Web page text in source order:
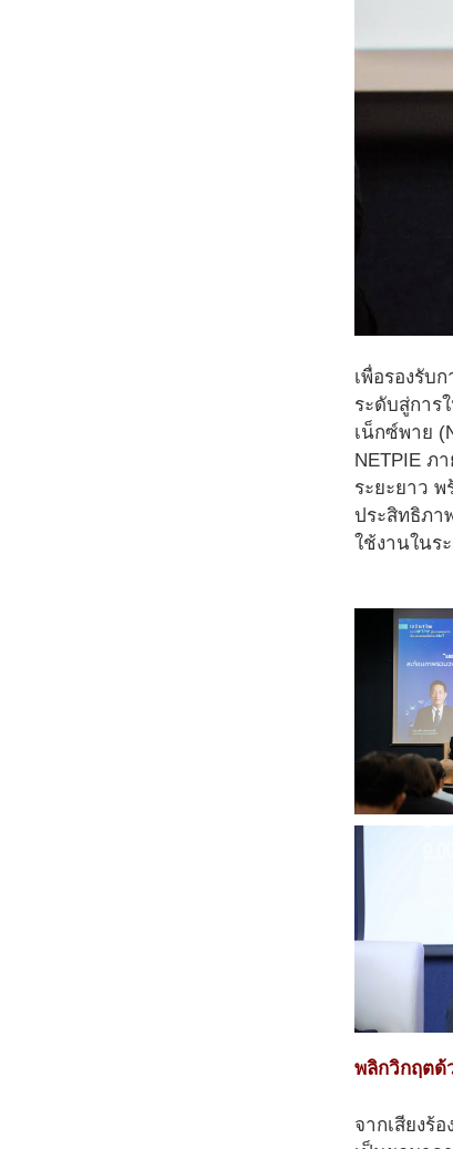
เพื่อรองรับ
ระดับสู่การ
เน็กซ์พาย
NETPIE ภ
ระยะยาว
ประสิทธิภา
ใช้งานในร
พลิกวิกฤตด้
จากเสียงร้